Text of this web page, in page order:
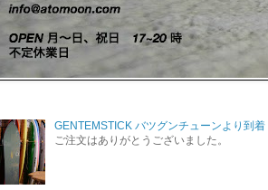
GENTEMSTICK バツグンチューンより到着
ご注文はありがとうございました。